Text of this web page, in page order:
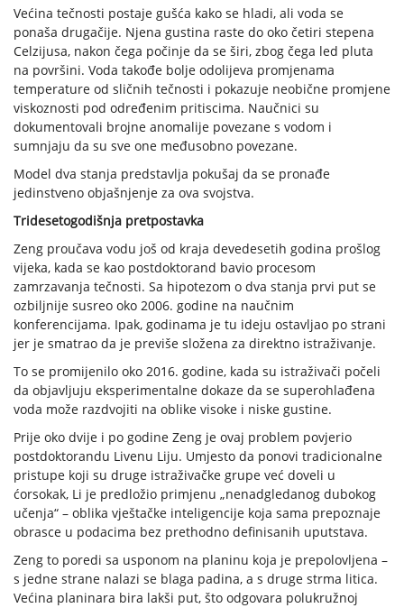
Većina tečnosti postaje gušća kako se hladi, ali voda se
ponaša drugačije. Njena gustina raste do oko četiri stepena
Celzijusa, nakon čega počinje da se širi, zbog čega led pluta
na površini. Voda takođe bolje odolijeva promjenama
temperature od sličnih tečnosti i pokazuje neobične promjene
viskoznosti pod određenim pritiscima. Naučnici su
dokumentovali brojne anomalije povezane s vodom i
sumnjaju da su sve one međusobno povezane.
Model dva stanja predstavlja pokušaj da se pronađe
jedinstveno objašnjenje za ova svojstva.
Tridesetogodišnja pretpostavka
Zeng proučava vodu još od kraja devedesetih godina prošlog
vijeka, kada se kao postdoktorand bavio procesom
zamrzavanja tečnosti. Sa hipotezom o dva stanja prvi put se
ozbiljnije susreo oko 2006. godine na naučnim
konferencijama. Ipak, godinama je tu ideju ostavljao po strani
jer je smatrao da je previše složena za direktno istraživanje.
To se promijenilo oko 2016. godine, kada su istraživači počeli
da objavljuju eksperimentalne dokaze da se superohlađena
voda može razdvojiti na oblike visoke i niske gustine.
Prije oko dvije i po godine Zeng je ovaj problem povjerio
postdoktorandu Livenu Liju. Umjesto da ponovi tradicionalne
pristupe koji su druge istraživačke grupe već doveli u
ćorsokak, Li je predložio primjenu „nenadgledanog dubokog
učenja“ – oblika vještačke inteligencije koja sama prepoznaje
obrasce u podacima bez prethodno definisanih uputstava.
Zeng to poredi sa usponom na planinu koja je prepolovljena –
s jedne strane nalazi se blaga padina, a s druge strma litica.
Većina planinara bira lakši put, što odgovara polukružnoj